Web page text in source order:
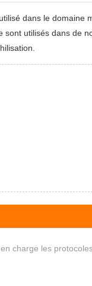
dans le
utilisés dans
charge les